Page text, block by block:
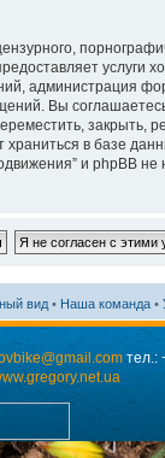
услуги
администрация
Вы
закрыть,
в базе
и phpBB не
вид • Наша команда •
тел.: